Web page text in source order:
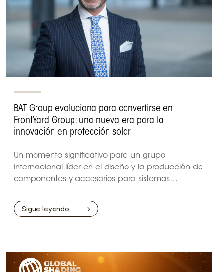
BAT Group evoluciona para convertirse en
FrontYard Group: una nueva era para la
innovación en protección solar
Un momento significativo para un grupo
internacional líder en el diseño y la producción de
componentes y accesorios para sistemas…
Sigue leyendo